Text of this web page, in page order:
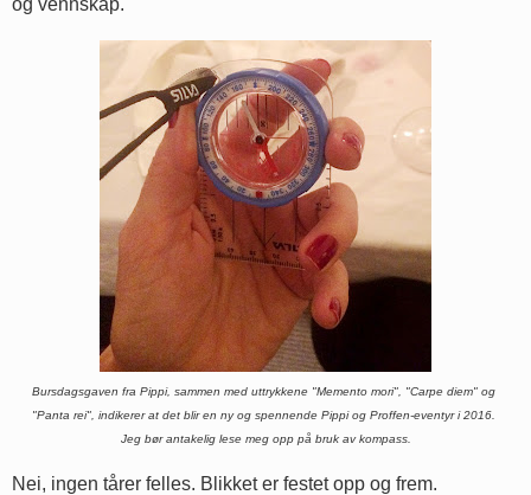
Bursdagsgaven fra Pippi, sammen med uttrykkene "Memento mori", "Carpe diem" og
"Panta rei", indikerer at det blir en ny og spennende Pippi og Proffen-eventyr i 2016.
Jeg børantakelig lese meg opp på bruk av kompass.
Nei, ingen tårer felles. Blikket er festet opp og frem.